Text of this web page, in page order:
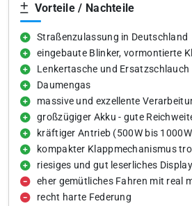
Vorteile / Nachteile
Straßenzulassung in Deutschland
eingebaute Blinker, vormontierte
Lenkertasche und Ersatzschlauch
Daumengas
massive und exzellente
großzügiger Akku - gute
kräftiger Antrieb (500W bis
kompakter Klappmechanismus
riesiges und gut leserliches Display
eher gemütliches Fahren mit real
recht harte Federung